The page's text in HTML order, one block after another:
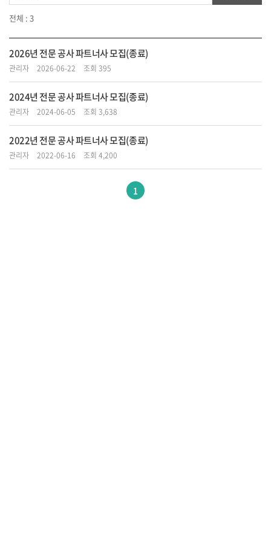
전체 : 3
2026년 전문 공사 파트너사 모집(종료)
관리자 2026-06-22 조회 395
2024년 전문 공사 파트너사 모집(종료)
관리자 2024-06-05 조회 3,638
2022년 전문 공사 파트너사 모집(종료)
관리자 2022-06-16 조회 4,200
1